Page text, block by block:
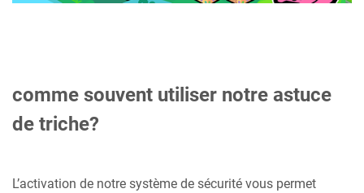
comme souvent utiliser notre astuce
de triche?
L’activation de notre système de sécurité vous permet